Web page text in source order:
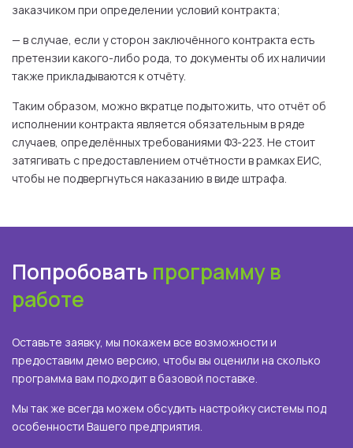
заказчиком при определении условий контракта;
— в случае, если у сторон заключённого контракта есть
претензии какого-либо рода, то документы об их наличии
также прикладываются к отчёту.
Таким образом, можно вкратце подытожить, что отчёт об
исполнении контракта является обязательным в ряде
случаев, определённых требованиями ФЗ-223. Не стоит
затягивать с предоставлением отчётности в рамках ЕИС,
чтобы не подвергнуться наказанию в виде штрафа.
Попробовать программу в
работе
Оставьте заявку, мы покажем все возможности и
предоставим демо версию, чтобы вы оценили на сколько
программа вам подходит в базовой поставке.
Мы так же всегда можем обсудить настройку системы под
особенности Вашего предприятия.